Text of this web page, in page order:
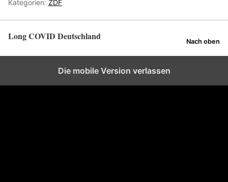
Kategorien: ZDF
Long COVID Deutschland Nach oben
Die mobile Version verlassen